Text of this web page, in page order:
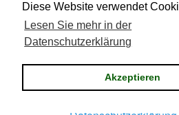
Diese Website verwendet
Lesen Sie mehr in der
Datenschutzerklärung
Akzeptieren
Copyright © 2019 Männerchor